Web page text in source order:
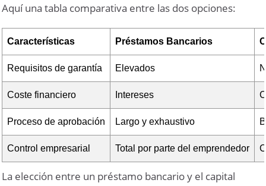
Aquí una tabla comparativa entre las dos opciones:
Características Préstamos Bancarios
Requisitos de garantía Elevados
Coste financiero Intereses
Proceso de aprobación Largo y exhaustivo
Control empresarial Total por parte del emprendedor
La elección entre un préstamo bancario y el capital